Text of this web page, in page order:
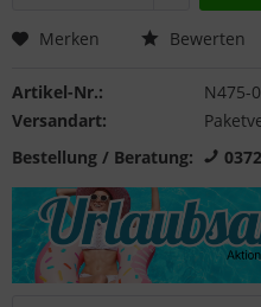
Merken Bewerten
Artikel-Nr.:
N475-
Versandart:
Bestellung / Beratung: